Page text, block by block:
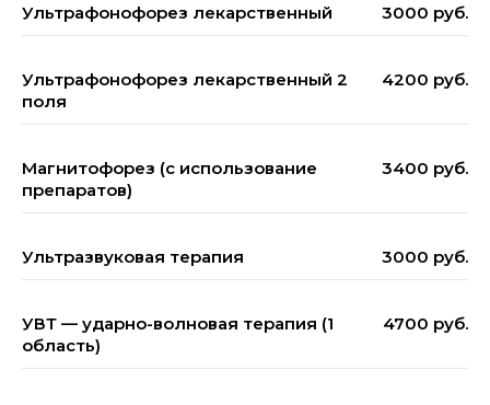
Ультрафонофорез лекарственный 3000 руб.
Ультрафонофорез лекарственный 2
поля
4200 руб.
Магнитофорез (с использование
препаратов)
3400 руб.
Ультразвуковая терапия 3000 руб.
УВТ — ударно-волновая терапия (1
область)
4700 руб.